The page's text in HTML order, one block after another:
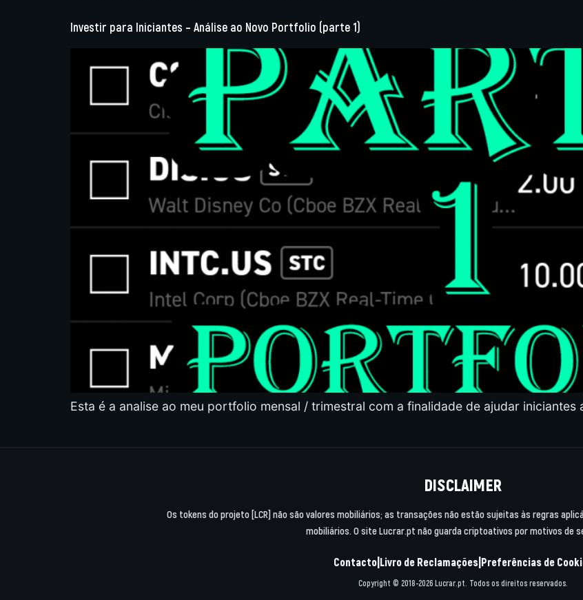
Investir para Iniciantes – Análise ao Novo Portfolio (parte 1)
Esta é a analise ao meu portfolio mensal / trimestral com a finalidade de ajudar
DISCLAIMER
Os tokens do projeto [LCR] não são valores mobiliários; as transações não estão sujeitas às regras
mobiliários. O site Lucrar.pt não guarda criptoativos por motivos de
Contacto| Livro de Reclamações| Preferências de
Copyright © 2018-2026 Lucrar.pt. Todos os direitos reservados.